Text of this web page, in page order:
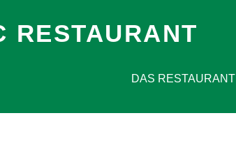
RESTAURANT
DAS RESTAURANT